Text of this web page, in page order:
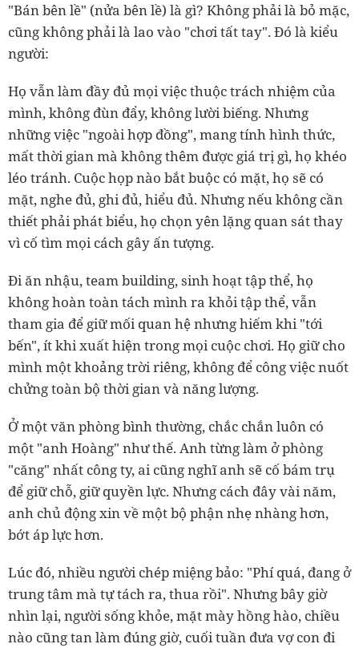
"Bán bên lề" (nửa bên lề) là gì? Không phải là bỏ mặc,
cũng không phải là lao vào "chơi tất tay". Đó là kiểu
người:
Họ vẫn làm đầy đủ mọi việc thuộc trách nhiệm của
mình, không đùn đẩy, không lười biếng. Nhưng
những việc "ngoài hợp đồng", mang tính hình thức,
mất thời gian mà không thêm được giá trị gì, họ khéo
léo tránh. Cuộc họp nào bắt buộc có mặt, họ sẽ có
mặt, nghe đủ, ghi đủ, hiểu đủ. Nhưng nếu không cần
thiết phải phát biểu, họ chọn yên lặng quan sát thay
vì cố tìm mọi cách gây ấn tượng.
Đi ăn nhậu, team building, sinh hoạt tập thể, họ
không hoàn toàn tách mình ra khỏi tập thể, vẫn
tham gia để giữ mối quan hệ nhưng hiếm khi "tới
bến", ít khi xuất hiện trong mọi cuộc chơi. Họ giữ cho
mình một khoảng trời riêng, không để công việc nuốt
chửng toàn bộ thời gian và năng lượng.
Ở một văn phòng bình thường, chắc chắn luôn có
một "anh Hoàng" như thế. Anh từng làm ở phòng
"căng" nhất công ty, ai cũng nghĩ anh sẽ cố bám trụ
để giữ chỗ, giữ quyền lực. Nhưng cách đây vài năm,
anh chủ động xin về một bộ phận nhẹ nhàng hơn,
bớt áp lực hơn.
Lúc đó, nhiều người chép miệng bảo: "Phí quá, đang ở
trung tâm mà tự tách ra, thua rồi". Nhưng bây giờ
nhìn lại, người sống khỏe, mặt mày hồng hào, chiều
nào cũng tan làm đúng giờ, cuối tuần đưa vợ con đi